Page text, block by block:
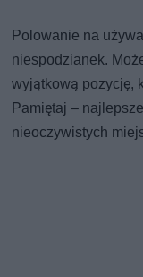
Polowanie na
niespodzianek.
wyjątkową pozycję,
Pamiętaj –
nieoczywistych